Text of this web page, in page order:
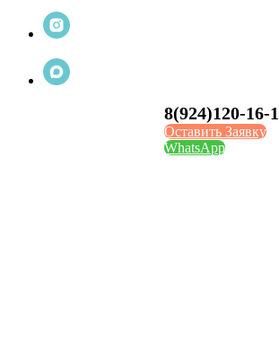
8(924)120-16-
Оставить Заявку
WhatsApp